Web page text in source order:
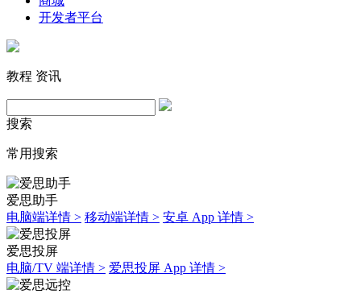
开发者平台
教程 资讯
搜索
常用搜索
爱思助手
电脑端详情 > 移动端详情 > 安卓 App 详情 >
爱思投屏
电脑/TV 端详情 > 爱思投屏 App 详情 >